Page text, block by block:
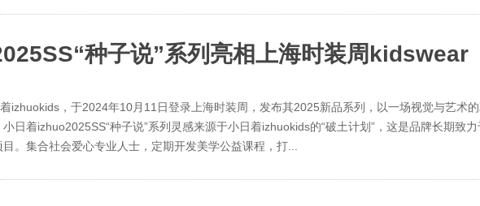
种子说”系列亮相上海时装周kidswear
izhuokids，于2024年10月11日登录上海时装周，发布其2025新品系列，以一场视觉与艺术的
日着izhuo2025SS“种子说”系列灵感来源于小日着izhuokids的“破土计划”，这是品牌长期致力
。集合社会爱心专业人士，定期开发美学公益课程，打...